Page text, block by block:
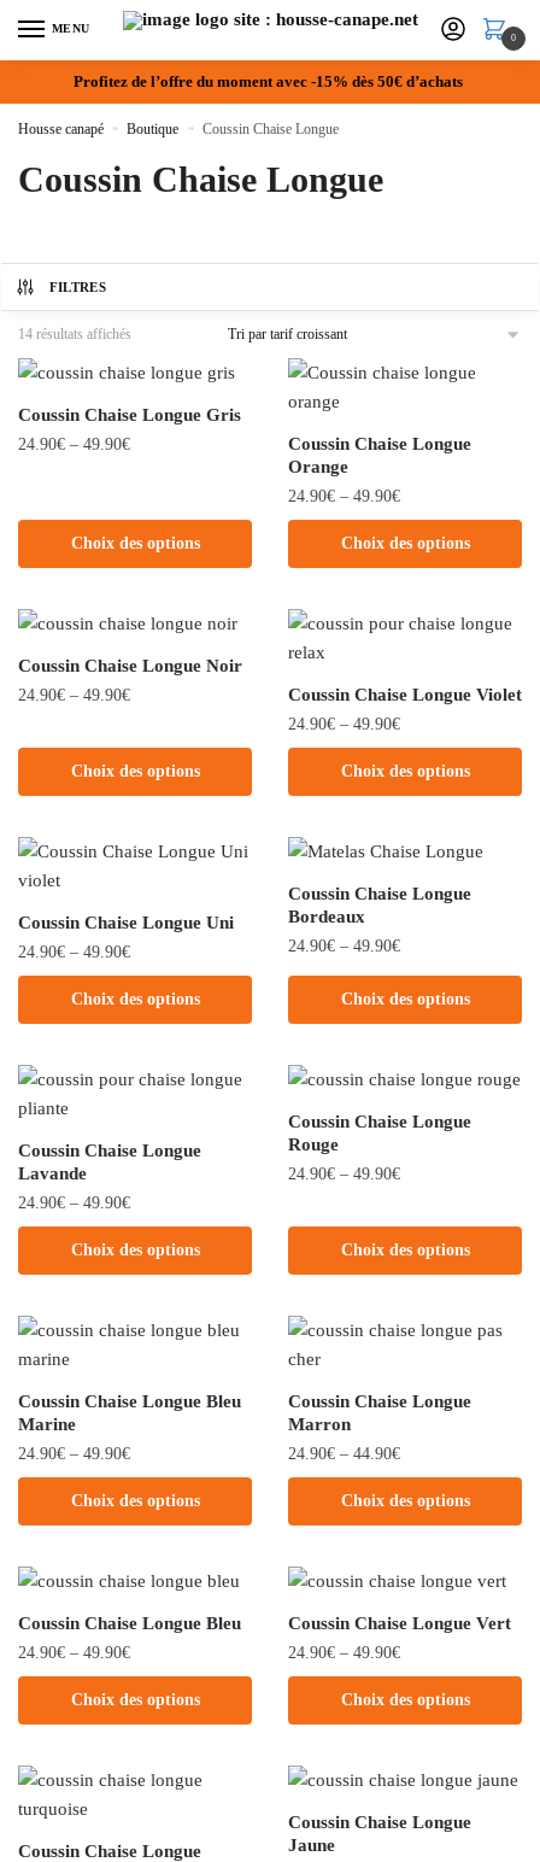
MENU
0
Profitez de l’offre du moment avec -15% dès 50€ d’achats
Housse canapé » Boutique » Coussin Chaise Longue
Coussin Chaise Longue
FILTRES
14 résultats affichés
Coussin Chaise Longue Gris
24.90€ – 49.90€
Choix des options
Coussin Chaise Longue
Orange
24.90€ – 49.90€
Choix des options
Coussin Chaise Longue Noir
24.90€ – 49.90€
Choix des options
Coussin Chaise Longue Violet
24.90€ – 49.90€
Choix des options
Coussin Chaise Longue Uni
24.90€ – 49.90€
Choix des options
Coussin Chaise Longue
Bordeaux
24.90€ – 49.90€
Choix des options
Coussin Chaise Longue
Lavande
24.90€ – 49.90€
Choix des options
Coussin Chaise Longue
Rouge
24.90€ – 49.90€
Choix des options
Coussin Chaise Longue Bleu
Marine
24.90€ – 49.90€
Choix des options
Coussin Chaise Longue
Marron
24.90€ – 44.90€
Choix des options
Coussin Chaise Longue Bleu
24.90€ – 49.90€
Choix des options
Coussin Chaise Longue Vert
24.90€ – 49.90€
Choix des options
Coussin Chaise Longue
Coussin Chaise Longue
Jaune